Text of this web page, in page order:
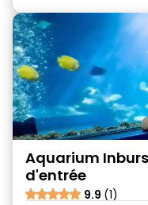
Aquarium
d'entrée
9.9 (1)